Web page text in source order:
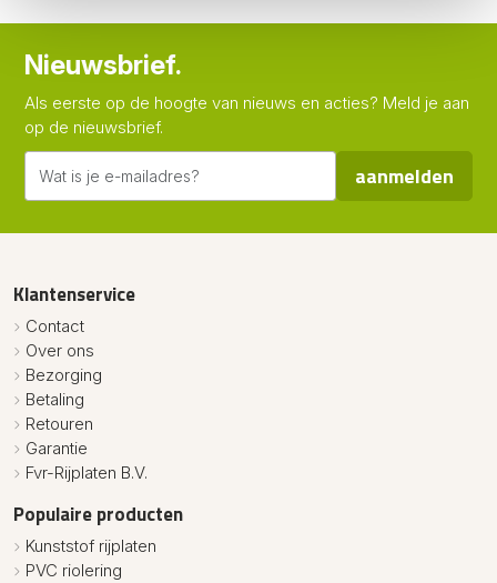
Nieuwsbrief.
Als eerste op de hoogte van nieuws en acties? Meld je aan
op de nieuwsbrief.
aanmelden
Klantenservice
Contact
Over ons
Bezorging
Betaling
Retouren
Garantie
Fvr-Rijplaten B.V.
Populaire producten
Kunststof rijplaten
PVC riolering